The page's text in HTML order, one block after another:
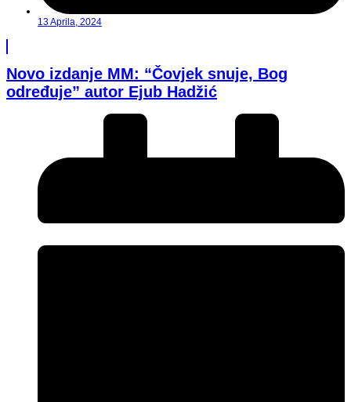
13 Aprila, 2024
Novo izdanje MM: “Čovjek snuje, Bog
određuje” autor Ejub Hadžić